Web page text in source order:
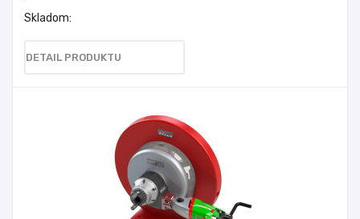
Skladom:
DETAIL PRODUKTU